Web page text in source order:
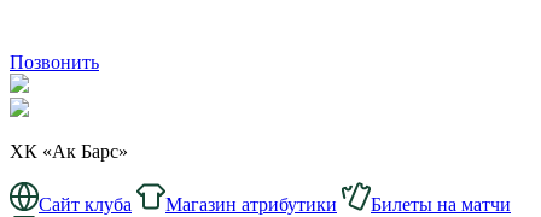
Позвонить
ХК «Ак Барс»
Сайт клуба Магазин атрибутики
Билеты на матчи